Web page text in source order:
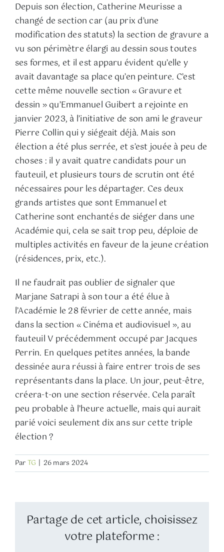
Depuis son élection, Catherine Meurisse a
changé de section car (au prix d’une
modification des statuts) la section de gravure a
vu son périmètre élargi au dessin sous toutes
ses formes, et il est apparu évident qu’elle y
avait davantage sa place qu’en peinture. C’est
cette même nouvelle section « Gravure et
dessin » qu’Emmanuel Guibert a rejointe en
janvier 2023, à l’initiative de son ami le graveur
Pierre Collin qui y siégeait déjà. Mais son
élection a été plus serrée, et s’est jouée à peu de
choses : il y avait quatre candidats pour un
fauteuil, et plusieurs tours de scrutin ont été
nécessaires pour les départager. Ces deux
grands artistes que sont Emmanuel et
Catherine sont enchantés de siéger dans une
Académie qui, cela se sait trop peu, déploie de
multiples activités en faveur de la jeune création
(résidences, prix, etc.).
Il ne faudrait pas oublier de signaler que
Marjane Satrapi à son tour a été élue à
l’Académie le 28 février de cette année, mais
dans la section « Cinéma et audiovisuel », au
fauteuil V précédemment occupé par Jacques
Perrin. En quelques petites années, la bande
dessinée aura réussi à faire entrer trois de ses
représentants dans la place. Un jour, peut-être,
créera-t-on une section réservée. Cela paraît
peu probable à l’heure actuelle, mais qui aurait
parié voici seulement dix ans sur cette triple
élection ?
ParTG | 26 mars 2024
Partage de cet article, choisissez
votre plateforme :